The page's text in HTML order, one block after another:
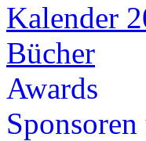
Kalender
Bücher
Awards